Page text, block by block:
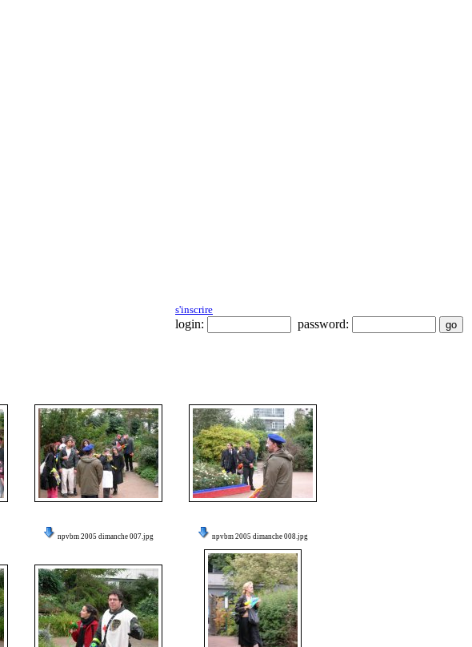
s'inscrire
login:
password:
npvbm 2005 dimanche 007.jpg npvbm 2005 dimanche 008.jpg